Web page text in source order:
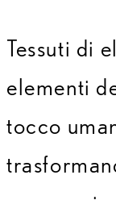
Tessuti di
elementi
tocco